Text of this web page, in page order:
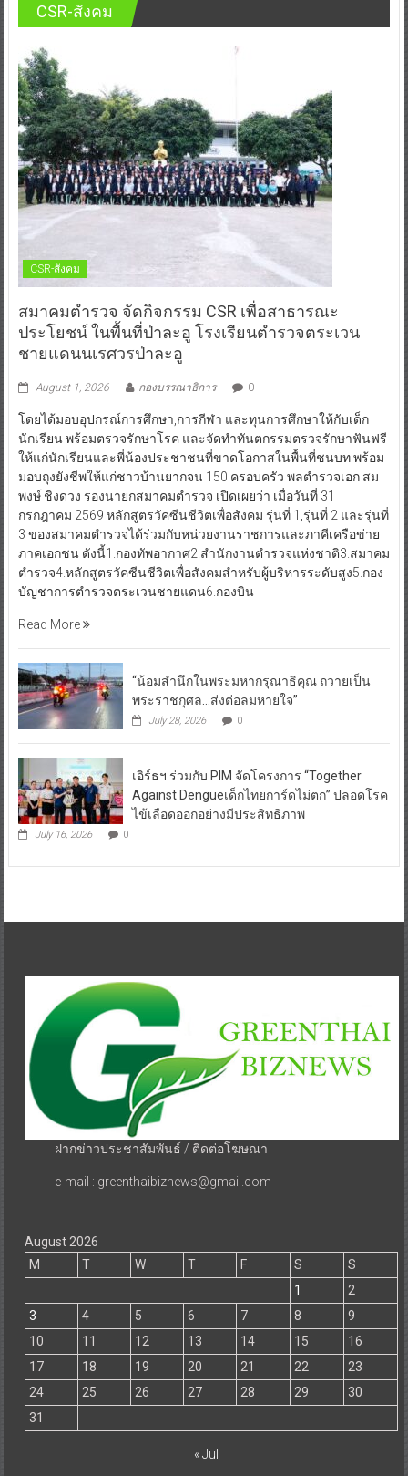
CSR-สังคม
CSR-สังคม
สมาคมตำรวจ จัดกิจกรรม CSR เพื่อสาธารณะ
ประโยชน์ ในพื้นที่ป่าละอู โรงเรียนตำรวจตระเวน
ชายแดนนเรศวรป่าละอู
August 1, 2026 กองบรรณาธิการ 0
โดยได้มอบอุปกรณ์การศึกษา,การกีฬา และทุนการศึกษาให้กับเด็ก
นักเรียน พร้อมตรวจรักษาโรค และจัดทำทันตกรรมตรวจรักษาฟันฟรี
ให้แก่นักเรียนและพี่น้องประชาชนที่ขาดโอกาสในพื้นที่ชนบท พร้อม
มอบถุงยังชีพให้แก่ชาวบ้านยากจน 150 ครอบครัว พลตำรวจเอก สม
พงษ์ ชิงดวง รองนายกสมาคมตำรวจ เปิดเผยว่า เมื่อวันที่ 31
กรกฎาคม 2569 หลักสูตรวัคซีนชีวิตเพื่อสังคม รุ่นที่ 1,รุ่นที่ 2 และรุ่นที่
3 ของสมาคมตำรวจได้ร่วมกับหน่วยงานราชการและภาคีเครือข่าย
ภาคเอกชน ดังนี้1.กองทัพอากาศ2.สำนักงานตำรวจแห่งชาติ3.สมาคม
ตำรวจ4.หลักสูตรวัคซีนชีวิตเพื่อสังคมสำหรับผู้บริหารระดับสูง5.กอง
บัญชาการตำรวจตระเวนชายแดน6.กองบิน
Read More
“น้อมสำนึกในพระมหากรุณาธิคุณ ถวายเป็น
พระราชกุศล…ส่งต่อลมหายใจ”
July 28, 2026 0
เอิร์ธฯ ร่วมกับ PIM จัดโครงการ “Together
Against Dengueเด็กไทยการ์ดไม่ตก” ปลอดโรค
ไข้เลือดออกอย่างมีประสิทธิภาพ
July 16, 2026 0
ฝากข่าวประชาสัมพันธ์ / ติดต่อโฆษณา
e-mail : greenthaibiznews@gmail.com
August 2026
M
T W T F S
S
1
2
3
4 5 6 7 8
9
10
11 12 13 14 15
16
17
18 19 20 21 22
23
24
25 26 27 28 29
30
31
« Jul